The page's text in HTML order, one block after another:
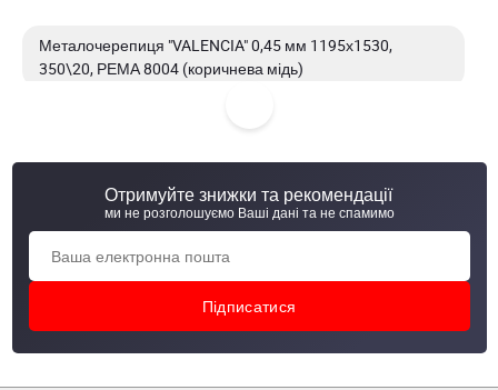
Металочерепиця "VALENCIA" 0,45 мм 1195х1530,
350\20, РЕМА 8004 (коричнева мідь)
Металочерепиця "VALENCIA" 0,45 мм 1195х4070,
350\15, RAL 3005 (винно-червоний)
Металочерепиця "VALENCIA" 0,45 мм 1195х2400, 350\15,
РЕМА 8004 (коричнева мідь)
Отримуйте знижки та рекомендації
ми не розголошуємо Ваші дані та не спамимо